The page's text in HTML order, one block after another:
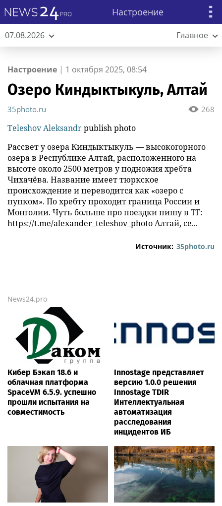
Настроение
07.08.2026 Главное
Настроение | 1 октября 2025, 08:54
Озеро Киндыктыкуль, Алтай
268
35photo.ru
Teleshov Aleksandrpublish photo
Рассвет у озера Киндыктыкуль — высокогорного
озера в Республике Алтай, расположенного на
высоте около 2500 метров у подножия хребта
Чихачёва. Название имеет тюркское
происхождение и переводится как «озеро с
пупком». По хребту проходит граница России и
Монголии. Чуть больше про поездки пишу в ТГ:
https://t.me/alexander_teleshov_photo Алтай, се...
Источник: 35photo.ru
News24.pro
Кибер Бэкап 18.6 и
облачная платформа
SpaceVM 6.5.9. успешно
прошли испытания на
совместимость
Innostage представляет
версию 1.0.0 решения
Innostage TDIR
Интеллектуальная
автоматизация
расследования
инцидентов ИБ